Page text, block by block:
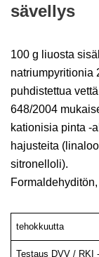
sävellys
100 g liuosta
natriumpyritionia
puhdistettua
648/2004
kationisia pinta -
hajusteita
sitronelloli).
tehokkuutta
Testaus DVV / RKI